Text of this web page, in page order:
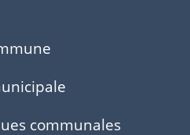
communales